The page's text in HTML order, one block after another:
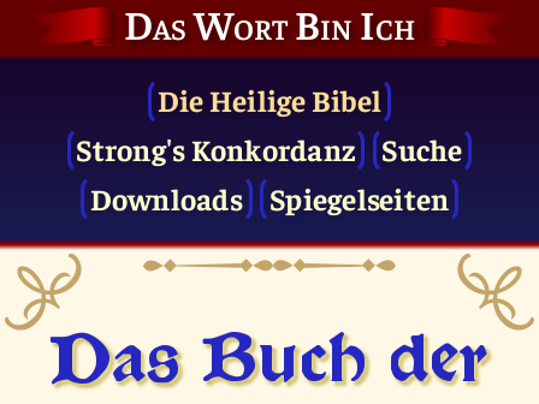
Das Wort Bin Ich
Die Heilige Bibel
Strong's Konkordanz
Suche
Downloads
Spiegelseiten
Das Buch der